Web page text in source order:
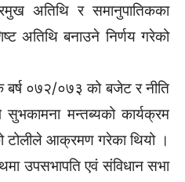
अतिथि र समानुपातिकका
अतिथि बनाउने निर्णय गरेको
बर्ष ०७२/०७३ को बजेट र नीति
मन्तब्यको कार्यक्रम
टोलीले आक्रमण गरेका थियो ।
उपसभापति एवं संविधान सभा